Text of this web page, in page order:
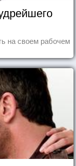
на своем рабочем